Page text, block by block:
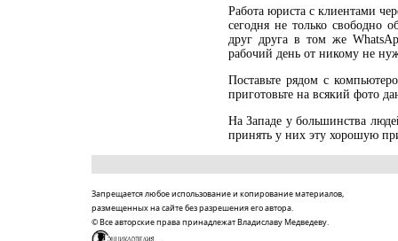
Работа юриста с клиентами
сегодня не только свободно
друг друга в том же
рабочий день от никому не
Поставьте рядом с
приготовьте на всякий фото
На Западе у большинства
принять у них эту хорошую
Запрещается любое использование и копирование материалов,
размещенных на сайте без разрешения его автора.
© Все авторские права принадлежат Владиславу Медведеву.